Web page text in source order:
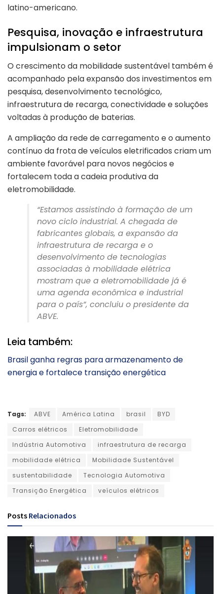
latino-americano.
Pesquisa, inovação e infraestrutura
impulsionam o setor
O crescimento da mobilidade sustentável também é
acompanhado pela expansão dos investimentos em
pesquisa, desenvolvimento tecnológico,
infraestrutura de recarga, conectividade e soluções
voltadas à produção de baterias.
A ampliação da rede de carregamento e o aumento
contínuo da frota de veículos eletrificados criam um
ambiente favorável para novos negócios e
fortalecem toda a cadeia produtiva da
eletromobilidade.
“Estamos assistindo à formação de um
novo ciclo industrial. A chegada de
fabricantes globais, a expansão da
infraestrutura de recarga e o
desenvolvimento de tecnologias
associadas à mobilidade elétrica
mostram que a eletromobilidade já é
uma agenda econômica e industrial
para o país”, concluiu o presidente da
ABVE.
Leia também:
Brasil ganha regras para armazenamento de
energia e fortalece transição energética
Tags: ABVE América Latina brasil
BYD
Carros elétricos
Eletromobilidade
Indústria Automotiva
infraestrutura de recarga
mobilidade elétrica
Mobilidade Sustentável
sustentabilidade
Tecnologia Automotiva
Transição Energética
veículos elétricos
Posts Relacionados